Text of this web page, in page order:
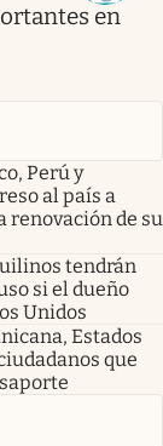
en
Perú y
al país a
renovación de su
tendrán
si el dueño
Unidos
Estados
que